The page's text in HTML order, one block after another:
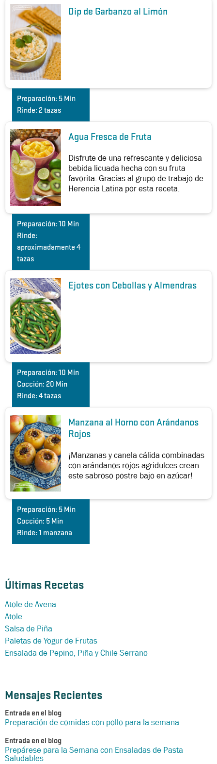
Últimas Recetas
Atole de Avena
Atole
Salsa de Piña
Paletas de Yogur de Frutas
Ensalada de Pepino, Piña y Chile Serrano
Mensajes Recientes
Entrada en el blog
Preparación de comidas con pollo para la semana
Entrada en el blog
Prepárese para la Semana con Ensaladas de Pasta
Saludables
Dip de Garbanzo al Limón
Preparación: 5 Min
Rinde: 2 tazas
Agua Fresca de Fruta
Disfrute de una refrescante y deliciosa
bebida licuada hecha con su fruta
favorita. Gracias al grupo de trabajo de
Herencia Latina por esta receta.
Preparación: 10 Min
Rinde:
aproximadamente 4
tazas
Ejotes con Cebollas y Almendras
Preparación: 10 Min
Cocción: 20 Min
Rinde: 4 tazas
Manzana al Horno con Arándanos
Rojos
¡Manzanas y canela cálida combinadas
con arándanos rojos agridulces crean
este sabroso postre bajo en azúcar!
Preparación: 5 Min
Cocción: 5 Min
Rinde: 1 manzana